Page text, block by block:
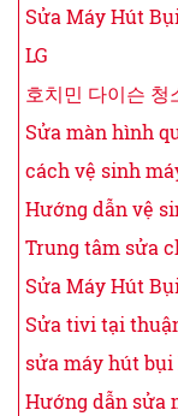
Sửa Máy Hút
LG
호치민 다이슨 청
Sửa màn hình
cách vệ sinh
Hướng dẫn vệ
Trung tâm sửa
Sửa Máy Hút
Sửa tivi tại
sửa máy hút bụi
Hướng dẫn sửa